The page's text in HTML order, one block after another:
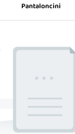
Pantaloncini